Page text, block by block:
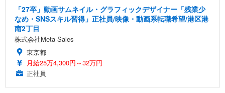
「27卒」動画サムネイル・グラフィックデザイナー「残業少
なめ・SNSスキル習得」正社員/映像・動画系転職希望/港区港
南2丁目
株式会社Meta Sales
東京都
月給25万4,300円～32万円
正社員